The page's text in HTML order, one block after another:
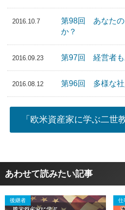
2016.10.7
第98回 あなたの
か？
2016.09.23 第97回 経営者も
2016.08.12 第96回 多様な社
「欧米資産家に学ぶ二世
あわせて読みたい記事
後継者 仕